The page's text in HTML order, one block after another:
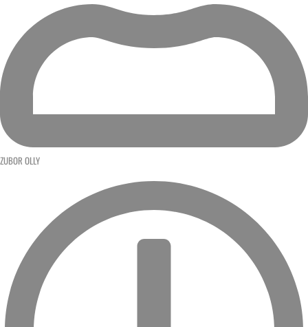
ZUBOR OLLY